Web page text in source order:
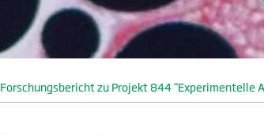
Forschungsbericht zu Projekt 844 “Experimentelle